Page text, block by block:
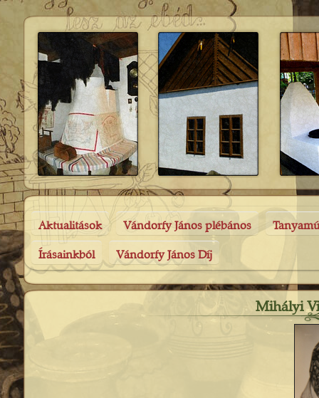
Aktualitások Vándorfy János plébános
Írásainkból Vándorfy János Díj
Mihályi